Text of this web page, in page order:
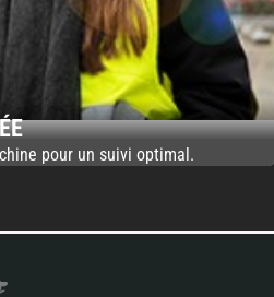
pour un suivi optimal.